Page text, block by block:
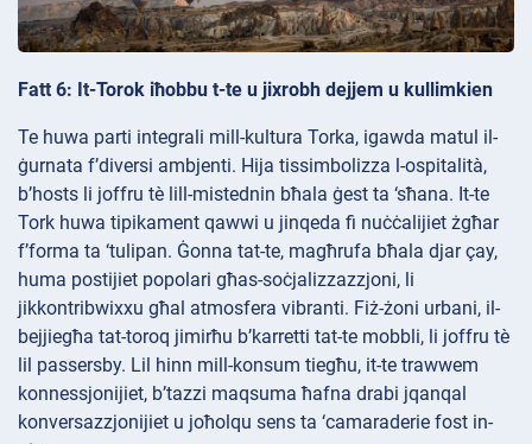
Fatt 6: It-Torok iħobbu t-te u jixrobh dejjem u kullimkien
Te huwa parti integrali mill-kultura Torka, igawda matul il-
ġurnata f’diversi ambjenti. Hija tissimbolizza l-ospitalità,
b’hosts li joffru tè lill-mistednin bħala ġest ta ‘sħana. It-te
Tork huwa tipikament qawwi u jinqeda fi nuċċalijiet żgħar
f’forma ta ‘tulipan. Ġonna tat-te, magħrufa bħala djar çay,
huma postijiet popolari għas-soċjalizzazzjoni, li
jikkontribwixxu għal atmosfera vibranti. Fiż-żoni urbani, il-
bejjiegħa tat-toroq jimirħu b’karretti tat-te mobbli, li joffru tè
lil passersby. Lil hinn mill-konsum tiegħu, it-te trawwem
konnessjonijiet, b’tazzi maqsuma ħafna drabi jqanqal
konversazzjonijiet u joħolqu sens ta ‘camaraderie fost in-